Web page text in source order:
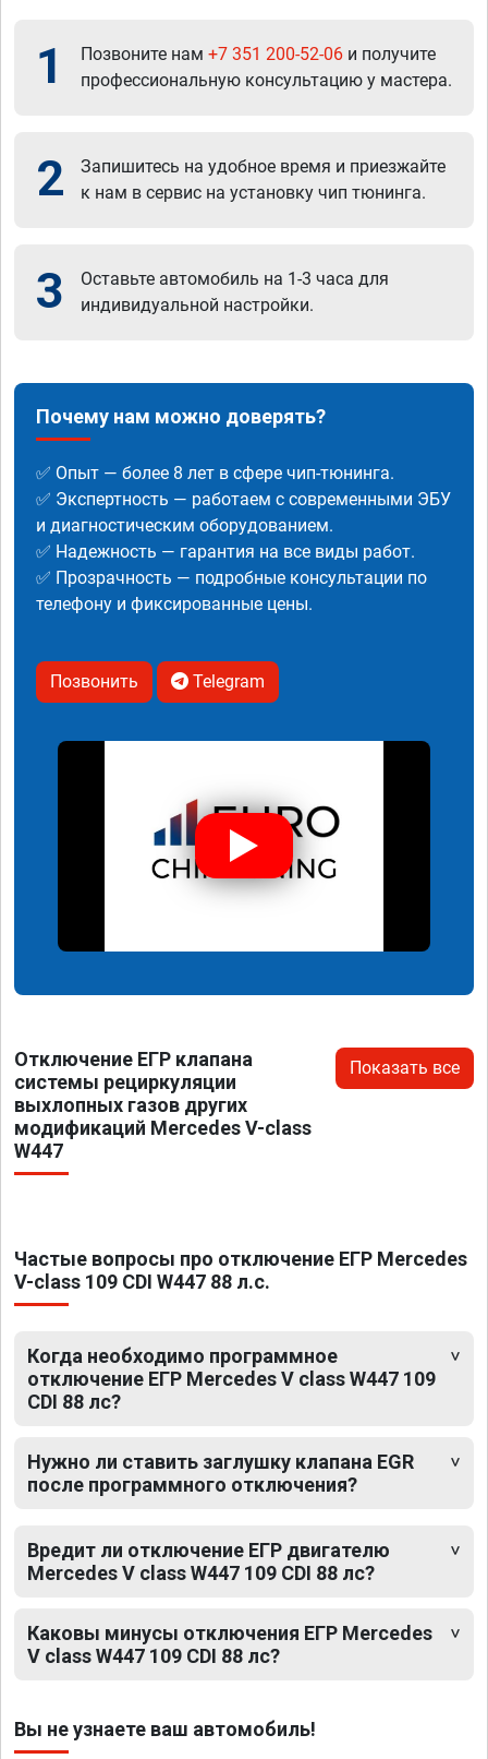
1 Позвоните нам +7 351 200-52-06 и получите
профессиональную консультацию у мастера.
2
Запишитесь на удобное время и приезжайте
к нам в сервис на установку чип тюнинга.
3
Оставьте автомобиль на 1-3 часа для
индивидуальной настройки.
Почему нам можно доверять?
✅ Опыт — более 8 лет в сфере чип-тюнинга.
✅ Экспертность — работаем с современными ЭБУ
и диагностическим оборудованием.
✅ Надежность — гарантия на все виды работ.
✅ Прозрачность — подробные консультации по
телефону и фиксированные цены.
Позвонить Telegram
Отключение ЕГР клапана
системы рециркуляции
выхлопных газов других
модификаций Mercedes V-class
W447
Показать все
Частые вопросы про отключение ЕГР Mercedes
V-class 109 CDI W447 88 л.с.
Когда необходимо программное
отключение ЕГР Mercedes V class W447 109
CDI 88 лс?
Нужно ли ставить заглушку клапана EGR
после программного отключения?
Вредит ли отключение ЕГР двигателю
Mercedes V class W447 109 CDI 88 лс?
Каковы минусы отключения ЕГР Mercedes
V class W447 109 CDI 88 лс?
Вы не узнаете ваш автомобиль!